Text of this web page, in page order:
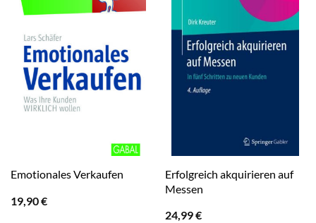
Emotionales Verkaufen
19,90€
Erfolgreich akquirieren auf
Messen
24,99€